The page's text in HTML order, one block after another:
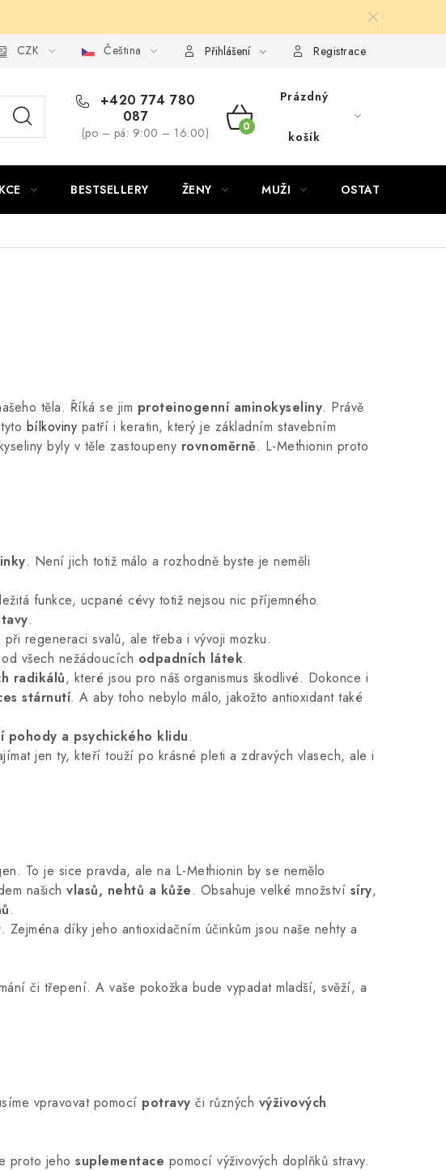
CZK Čeština Přihlášení Registrace
+420 774 780
087
(po – pá: 9:00 – 16:00)
NÁKUPNÍ
Prázdný
košík
BESTSELLERY ŽENY MUŽI OSTATNÍ
těla. Říká se jim proteinogenní aminokyseliny. Právě
bílkoviny patří i keratin, který je základním stavebním
byly v těle zastoupeny rovnoměrně. L-Methionin proto
. Není jich totiž málo a rozhodně byste je neměli
funkce, ucpané cévy totiž nejsou nic příjemného.
.
regeneraci svalů, ale třeba i vývoji mozku.
všech nežádoucích odpadních látek.
radikálů, které jsou pro náš organismus škodlivé. Dokonce i
stárnutí. A aby toho nebylo málo, jakožto antioxidant také
pohody a psychického klidu.
jen ty, kteří touží po krásné pleti a zdravých vlasech, ale i
To je sice pravda, ale na L-Methionin by se nemělo
našich vlasů, nehtů a kůže. Obsahuje velké množství síry,
.
. Zejména díky jeho antioxidačním účinkům jsou naše nehty a
či třepení. A vaše pokožka bude vypadat mladší, svěží, a
vpravovat pomocí potravy či různých výživových
proto jeho suplementace pomocí výživových doplňků stravy.